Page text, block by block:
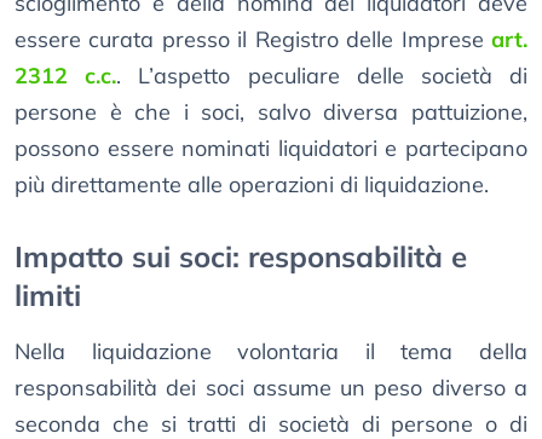
essere curata presso il Registro delle Imprese art.
2312 c.c.. L’aspetto peculiare delle società di
persone è che i soci, salvo diversa pattuizione,
possono essere nominati liquidatori e partecipano
più direttamente alle operazioni di liquidazione.
Impatto sui soci: responsabilità e
limiti
Nella liquidazione volontaria il tema della
responsabilità dei soci assume un peso diverso a
seconda che si tratti di società di persone o di